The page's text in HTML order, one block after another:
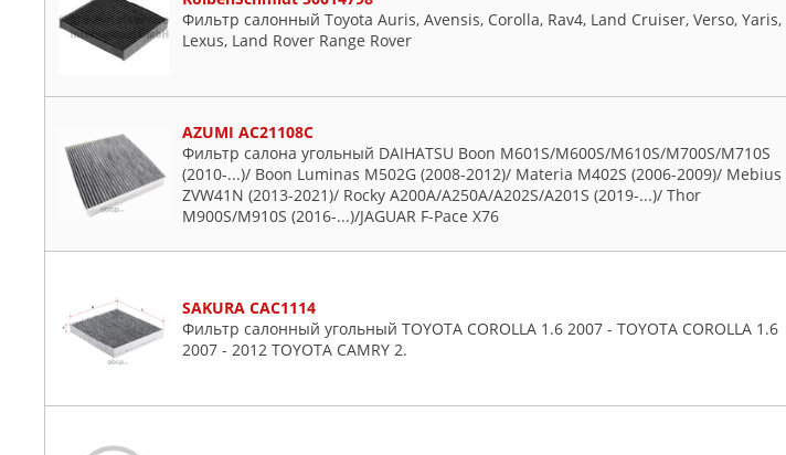
Фильтр салонный Toyota Auris, Avensis, Corolla, Rav4, Land Cruiser, Verso, Yaris,
Lexus, Land Rover Range Rover
AZUMI AC21108C
Фильтр салона угольный DAIHATSU Boon M601S/M600S/M610S/M700S/M710S
(2010-...)/ Boon Luminas M502G (2008-2012)/ Materia M402S (2006-2009)/ Mebius
ZVW41N (2013-2021)/ Rocky A200A/A250A/A202S/A201S (2019-...)/ Thor
M900S/M910S (2016-...)/JAGUAR F-Pace X76
SAKURA CAC1114
Фильтр салонный угольный TOYOTA COROLLA 1.6 2007 - TOYOTA COROLLA 1.6
2007 - 2012 TOYOTA CAMRY 2.